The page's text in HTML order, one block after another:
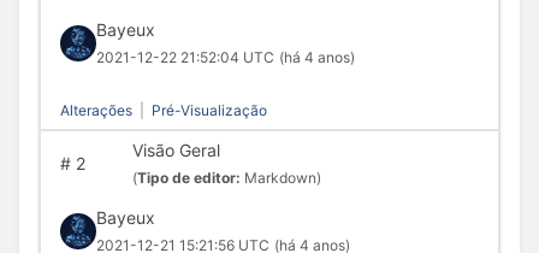
Bayeux
2021-12-22 21:52:04 UTC (há 4 anos)
Alterações Pré-Visualização
#2
Visão Geral
(Tipo de editor: Markdown)
Bayeux
2021-12-21 15:21:56 UTC (há 4 anos)